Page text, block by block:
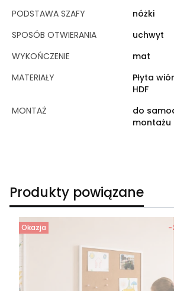
PODSTAWA SZAFY
nóżki
SPOSÓB OTWIERANIA
uchwyt
WYKOŃCZENIE
mat
MATERIAŁY
Płyta
HDF
MONTAŻ
do
montażu
Produkty powiązane
Okazja -